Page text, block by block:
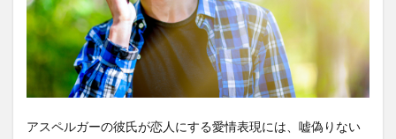
アスペルガーの彼氏が恋人にする愛情表現には、嘘偽りない